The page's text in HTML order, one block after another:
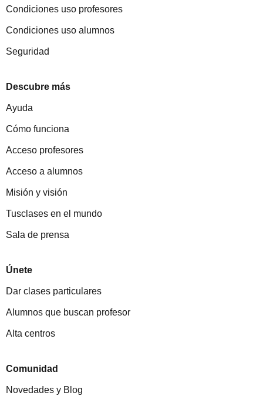
Condiciones uso profesores
Condiciones uso alumnos
Seguridad
Descubre más
Ayuda
Cómo funciona
Acceso profesores
Acceso a alumnos
Misión y visión
Tusclases en el mundo
Sala de prensa
Únete
Dar clases particulares
Alumnos que buscan profesor
Alta centros
Comunidad
Novedades y Blog